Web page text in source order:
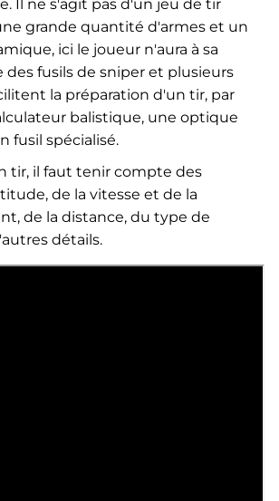
Il ne s'agit pas d'un jeu de tir
grande quantité d'armes et un
ici le joueur n'aura à sa
fusils de sniper et plusieurs
la préparation d'un tir, par
balistique, une optique
fusil spécialisé.
tir, il faut tenir compte des
de la vitesse et de la
de la distance, du type de
détails.